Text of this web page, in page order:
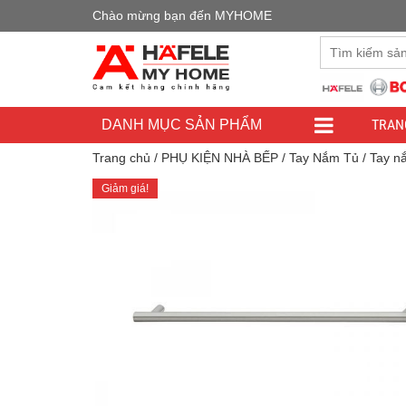
Chào mừng bạn đến MYHOME
DANH MỤC SẢN PHẨM
Trang chủ / PHỤ KIỆN NHÀ BẾP / Tay Nắm Tủ / Tay
Giảm giá!
Đây là cửa